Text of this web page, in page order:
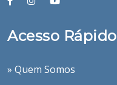
Acesso Rápido
» Quem Somos